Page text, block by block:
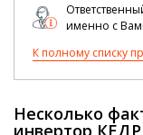
именно с
К полному списку
Несколько
инвертор